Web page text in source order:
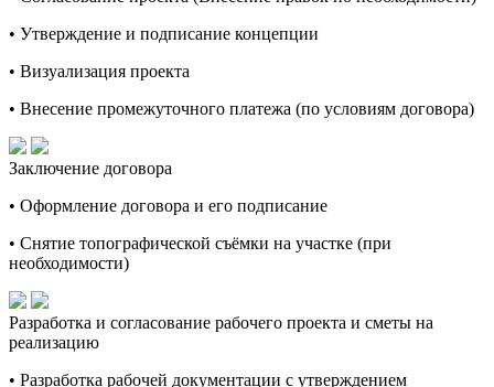
• Утверждение и подписание концепции
• Визуализация проекта
• Внесение промежуточного платежа (по условиям договора)
Заключение договора
• Оформление договора и его подписание
• Снятие топографической съёмки на участке (при
необходимости)
Разработка и согласование рабочего проекта и сметы на
реализацию
• Разработка рабочей документации с утверждением